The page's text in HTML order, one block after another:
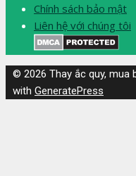
Chính sách bảo mật
Liên hệ với chúng tôi
© 2026 Thay ắc quy, mua
with GeneratePress